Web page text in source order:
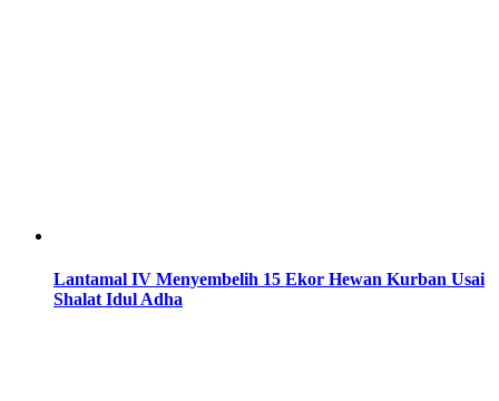
Lantamal IV Menyembelih 15 Ekor Hewan Kurban Usai
Shalat Idul Adha